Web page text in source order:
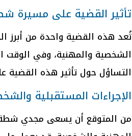
تأثير القضية على مسيرة
تُعد هذه القضية واحدة من أبرز
الشخصية والمهنية، وفي الوقت
التساؤل حول تأثير هذه
الإجراءات المستقبلية
من المتوقع أن يسعى مجدي شطة